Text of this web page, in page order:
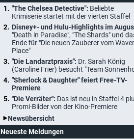
"The Chelsea Detective": Beliebte
Krimiserie startet mit der vierten Staffel
Disney+- und Hulu-Highlights im
"Death in Paradise", "The Shards" und
Ende für "Die neuen Zauberer vom
Place"
"Die Landarztpraxis": Dr. Sarah König
(Caroline Frier) besucht "Team
"Sherlock & Daughter" feiert Free-TV-
Premiere
"Die Verräter": Das ist neu in Staffel 4
Promi-Bilder von der Kino-Premiere
Newsübersicht
Neueste Meldungen